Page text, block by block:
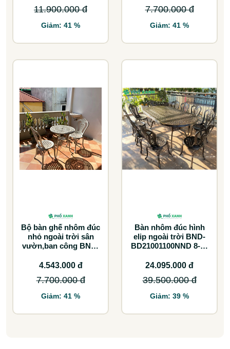
11.900.000 đ
Giảm: 41 %
7.700.000 đ
Giảm: 41 %
Bộ bàn ghế nhôm đúc
nhỏ ngoài trời sân
vườn,ban công BND-
4.543.000 đ
7.700.000 đ
Giảm: 41 %
Bàn nhôm đúc hình
elip ngoài trời BND-
BD21001100NND 8-10
cho không gian lớn
24.095.000 đ
39.500.000 đ
Giảm: 39 %